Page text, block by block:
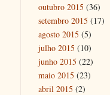
outubro 2015 (36)
setembro 2015 (17)
agosto 2015 (5)
julho 2015 (10)
junho 2015 (22)
maio 2015 (23)
abril 2015 (2)